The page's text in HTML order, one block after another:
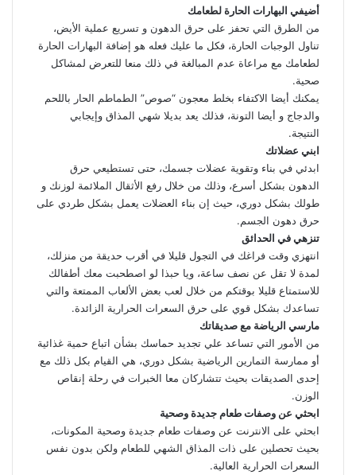
أضيفي البهارات الحارة لطعامك
من الطرق التي تحفز على حرق الدهون و تسريع عملية الأيض،
تناول الوجبات الحارة، فكل ما عليك فعله هو إضافة البهارات الحارة
لطعامك مع مراعاة عدم المبالغة في ذلك منعا للتعرض لمشاكل
صحية.
يمكنك أيضا الاكتفاء بخلط معجون “صوص” الطماطم الحار باللحم
والدجاج و أيضا التونة، فذلك يعد بديلا شهي المذاق وإيجابي
النتيجة.
ابني عضلاتك
ابدئي في بناء وتقوية عضلات جسمك، حتى تستطيعي حرق
الدهون بشكل أسرع، وذلك من خلال رفع الأثقال الملائمة لوزنك و
طولك بشكل دوري، حيث إن بناء العضلات يعمل بشكل طردي على
حرق دهون الجسم.
تنزهي في الحدائق
انتهزي وقت فراغك في التجول قليلا في أقرب حديقة من منزلك،
لمدة لا تقل عن نصف ساعة، ويا حبذا لو اصطحبت معك أطفالك
للاستمتاع قليلا بوقتكم من خلال لعب بعض الألعاب الممتعة والتي
تساعدك بشكل قوي على حرق السعرات الحرارية الزائدة.
مارسي الرياضة مع صديقاتك
من الأمور التي تساعد علي تجديد حماسك بشأن اتباع حمية غذائية
أو ممارسة التمارين الرياضية بشكل دوري، هي القيام بكل ذلك مع
إحدى الصديقات بحيث تتشاركان معا الخبرات في رحلة إنقاص
الوزن.
ابحثي عن وصفات طعام جديدة وصحية
ابحثي على الانترنت عن وصفات طعام جديدة وصحية المكونات،
بحيث تحصلين على ذات المذاق الشهي للطعام ولكن بدون نفس
السعرات الحرارية العالية.